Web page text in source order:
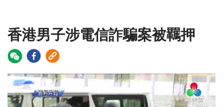
香港男子涉電信詐騙案被羈押
Video
Player